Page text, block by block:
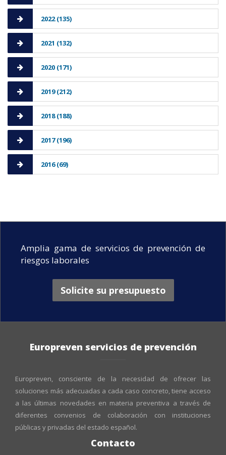
2022 (135)
2021 (132)
2020 (171)
2019 (212)
2018 (188)
2017 (196)
2016 (69)
Amplia gama de servicios de prevención de
riesgos laborales
Solicite su presupuesto
Europreven servicios de prevención
Europreven, consciente de la necesidad de ofrecer las
soluciones más adecuadas a cada caso concreto, tiene acceso
a las últimas novedades en materia preventiva a través de
diferentes convenios de colaboración con instituciones
públicas y privadas del estado español.
Contacto